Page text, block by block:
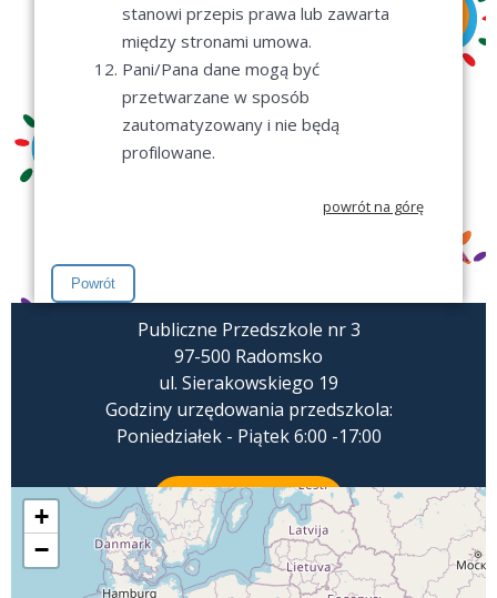
stanowi przepis prawa lub zawarta
między stronami umowa.
Pani/Pana dane mogą być
przetwarzane w sposób
zautomatyzowany i nie będą
profilowane.
powrót na górę
Publiczne Przedszkole nr 3
97-500 Radomsko
ul. Sierakowskiego 19
Godziny urzędowania przedszkola:
Poniedziałek - Piątek 6:00 -17:00
ZADZWOŃ
+
−